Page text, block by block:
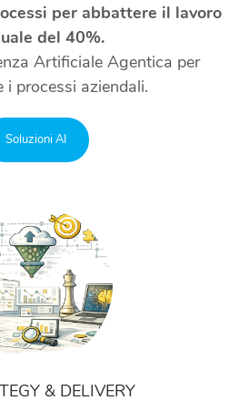
per abbattere il lavoro
del 40%.
Artificiale Agentica per
i processi aziendali.
Soluzioni AI
& DELIVERY